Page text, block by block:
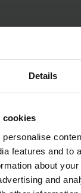
Details
cookies
features and to
about
and